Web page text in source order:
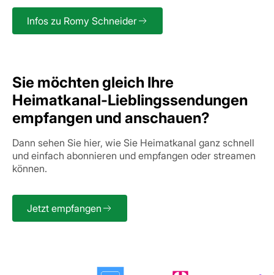
Infos zu Romy Schneider
Sie möchten gleich Ihre
Heimatkanal-Lieblingssendungen
empfangen und anschauen?
Dann sehen Sie hier, wie Sie Heimatkanal ganz schnell
und einfach abonnieren und empfangen oder streamen
können.
Jetzt empfangen